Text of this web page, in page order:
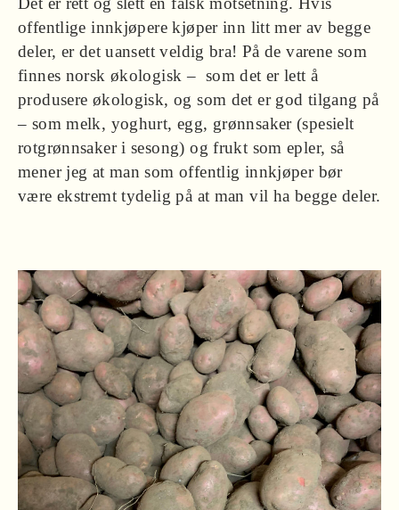
offentlige innkjøpere kjøper inn litt mer av begge
deler, er det uansett veldig bra! På de varene som
finnes norsk økologisk – som det er lett å
produsere økologisk, og som det er god tilgang på
– som melk, yoghurt, egg, grønnsaker (spesielt
rotgrønnsaker i sesong) og frukt som epler, så
mener jeg at man som offentlig innkjøper bør
være ekstremt tydelig på at man vil ha begge deler.